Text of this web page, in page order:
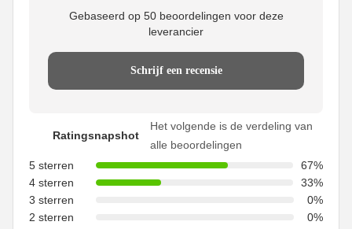
Gebaseerd op 50 beoordelingen voor deze
leverancier
Schrijf een recensie
Ratingsnapshot
Het volgende is de verdeling van
alle beoordelingen
5 sterren
67%
4 sterren
33%
3 sterren
0%
2 sterren
0%